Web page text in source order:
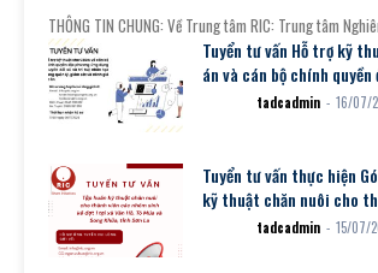
THÔNG TIN CHUNG: Về Trung tâm RIC: Trung tâm
Tuyển tư vấn Hỗ trợ kỹ
án và cán bộ chính quyền
dụng chuyển đổi...
tadcadmin - 16/07/
Tuyển tư vấn thực hiện
kỹ thuật chăn nuôi cho
nhóm sinh kế đợt 1
tadcadmin - 15/07/